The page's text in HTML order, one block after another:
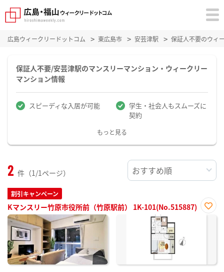
広島ウィークリードットコム 東広島市 安芸津駅 保証人不要のウィ
保証人不要/安芸津駅のマンスリーマンション・ウィークリー
マンション情報
スピーディな入居が可能
学生・社会人もスムーズに
契約
もっと見る
2 件（1/1ページ）
割引キャンペーン
Kマンスリー竹原市役所前（竹原駅前） 1K-101(No.515887)
お気